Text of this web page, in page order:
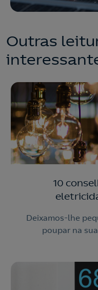
Outras
10
Deixamos-lhe
poupar na